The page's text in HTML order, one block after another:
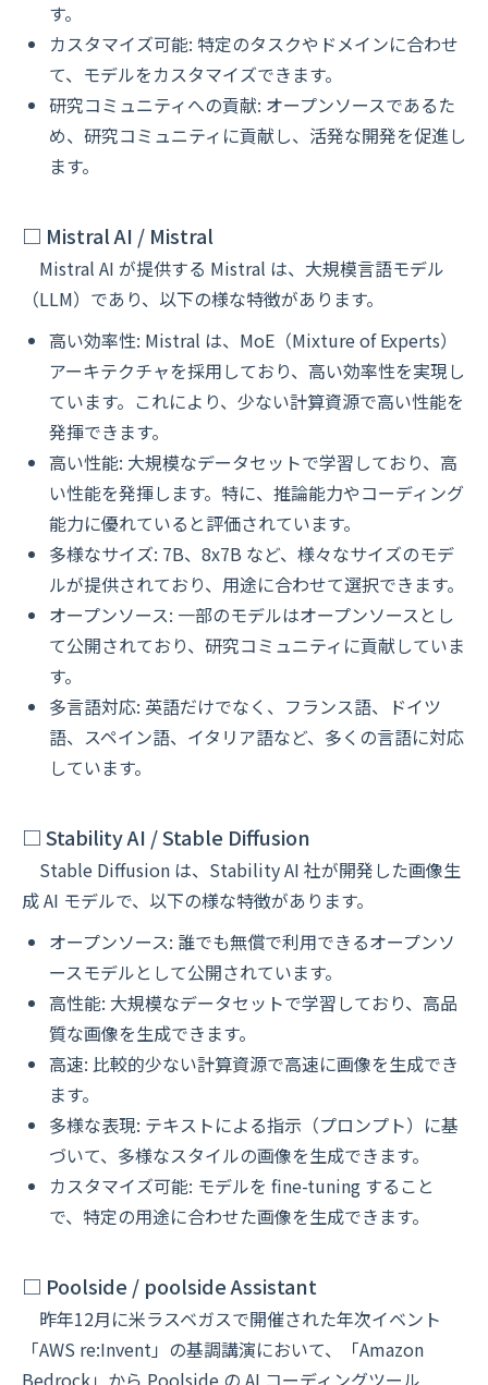
す。
カスタマイズ可能: 特定のタスクやドメインに合わせ
て、モデルをカスタマイズできます。
研究コミュニティへの貢献: オープンソースであるた
め、研究コミュニティに貢献し、活発な開発を促進し
ます。
□ Mistral AI / Mistral
Mistral AI が提供する Mistral は、大規模言語モデル
（LLM）であり、以下の様な特徴があります。
高い効率性: Mistral は、MoE（Mixture of Experts）
アーキテクチャを採用しており、高い効率性を実現し
ています。これにより、少ない計算資源で高い性能を
発揮できます。
高い性能: 大規模なデータセットで学習しており、高
い性能を発揮します。特に、推論能力やコーディング
能力に優れていると評価されています。
多様なサイズ: 7B、8x7B など、様々なサイズのモデ
ルが提供されており、用途に合わせて選択できます。
オープンソース: 一部のモデルはオープンソースとし
て公開されており、研究コミュニティに貢献していま
す。
多言語対応: 英語だけでなく、フランス語、ドイツ
語、スペイン語、イタリア語など、多くの言語に対応
しています。
□ Stability AI / Stable Diffusion
Stable Diffusion は、Stability AI 社が開発した画像生
成 AI モデルで、以下の様な特徴があります。
オープンソース: 誰でも無償で利用できるオープンソ
ースモデルとして公開されています。
高性能: 大規模なデータセットで学習しており、高品
質な画像を生成できます。
高速: 比較的少ない計算資源で高速に画像を生成でき
ます。
多様な表現: テキストによる指示（プロンプト）に基
づいて、多様なスタイルの画像を生成できます。
カスタマイズ可能: モデルを fine-tuning すること
で、特定の用途に合わせた画像を生成できます。
□ Poolside / poolside Assistant
昨年12月に米ラスベガスで開催された年次イベント
「AWS re:Invent」の基調講演において、「Amazon